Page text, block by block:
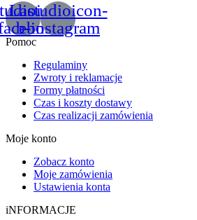
Lastudioicon-
b-instagram
Pomoc
Regulaminy
Zwroty i reklamacje
Formy płatności
Czas i koszty dostawy
Czas realizacji zamówienia
Moje konto
Zobacz konto
Moje zamówienia
Ustawienia konta
iNFORMACJE